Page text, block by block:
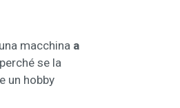
una macchina a
se la
un hobby